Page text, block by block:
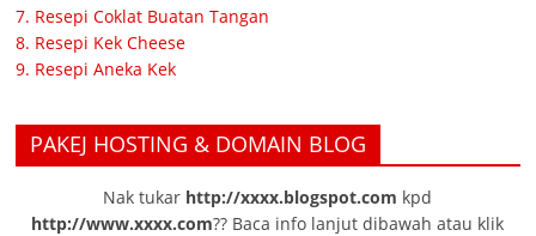
7. Resepi Coklat Buatan Tangan
8. Resepi Kek Cheese
9. Resepi Aneka Kek
PAKEJ HOSTING & DOMAIN BLOG
Nak tukar http://xxxx.blogspot.com kpd
http://www.xxxx.com?? Baca info lanjut dibawah atau klik